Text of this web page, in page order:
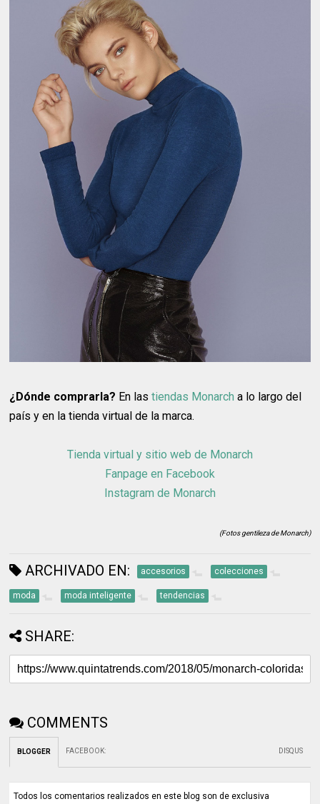
¿Dónde comprarla? En lastiendas Monarch a lo largo del
país y en la tienda virtual de la marca.
Tienda virtual y sitio web de Monarch
Fanpage en Facebook
Instagram de Monarch
(Fotos gentileza de Monarch)
ARCHIVADO EN: accesorios colecciones
moda moda inteligente tendencias
SHARE:
COMMENTS
BLOGGER FACEBOOK: DISQUS
Todos los comentarios realizados en este blog son de exclusiva